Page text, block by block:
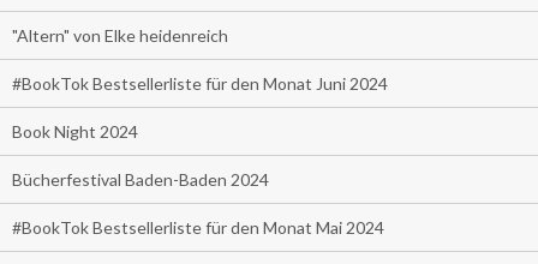
"Altern" von Elke heidenreich
#BookTok Bestsellerliste für den Monat Juni 2024
Book Night 2024
Bücherfestival Baden-Baden 2024
#BookTok Bestsellerliste für den Monat Mai 2024